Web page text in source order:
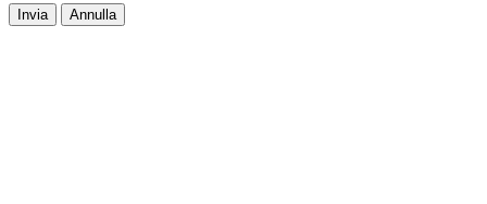
Invia Annulla